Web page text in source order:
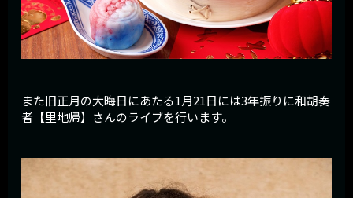
また旧正月の大晦日にあたる1月21日には3年振りに和胡奏
者【里地帰】さんのライブを行います。